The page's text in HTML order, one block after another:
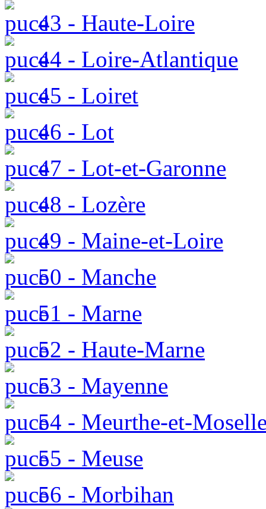
43 - Haute-Loire
44 - Loire-Atlantique
45 - Loiret
46 - Lot
47 - Lot-et-Garonne
48 - Lozère
49 - Maine-et-Loire
50 - Manche
51 - Marne
52 - Haute-Marne
53 - Mayenne
54 - Meurthe-et-
55 - Meuse
56 - Morbihan